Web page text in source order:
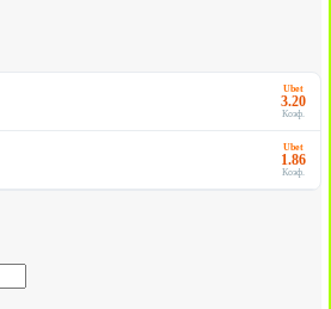
Ubet
3.20
Коэф.
Ubet
1.86
Коэф.